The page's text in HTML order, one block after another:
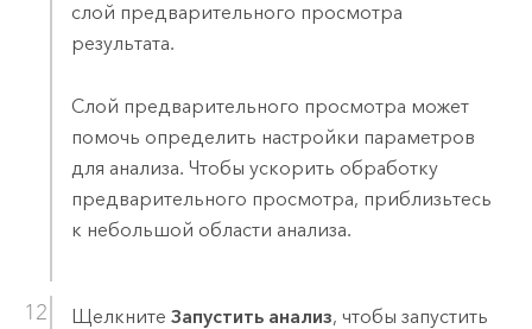
слой предварительного просмотра
результата.
Слой предварительного просмотра может
помочь определить настройки параметров
для анализа. Чтобы ускорить обработку
предварительного просмотра, приблизьтесь
к небольшой области анализа.
Щелкните Запустить анализ, чтобы запустить